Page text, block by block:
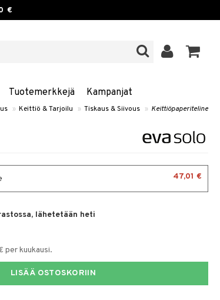
€
Tuotemerkkejä Kampanjat
» Keittiö & Tarjoilu » Tiskaus & Siivous » Keittiöpaperiteline
47,01 €
lähetetään heti
per kuukausi.
LISÄÄ OSTOSKORIIN